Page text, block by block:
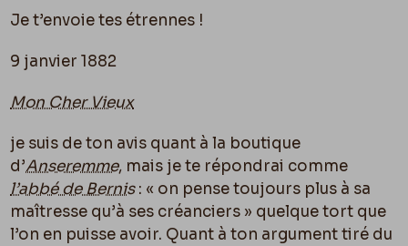
Je t’envoie tes étrennes !
9 janvier 1882
Mon Cher Vieux
je suis de ton avis quant à la boutique
d’Anseremme, mais je te répondrai comme
l’abbé de Bernis: « on pense toujours plus à sa
maîtresse qu’à ses créanciers » quelque tort que
l’on en puisse avoir. Quant à ton argument tiré du